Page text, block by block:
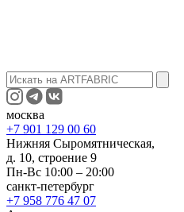
москва
+7 901 129 00 60
Нижняя Сыромятническая,
д. 10, строение 9
Пн-Вс 10:00 – 20:00
санкт-петербург
+7 958 776 47 07